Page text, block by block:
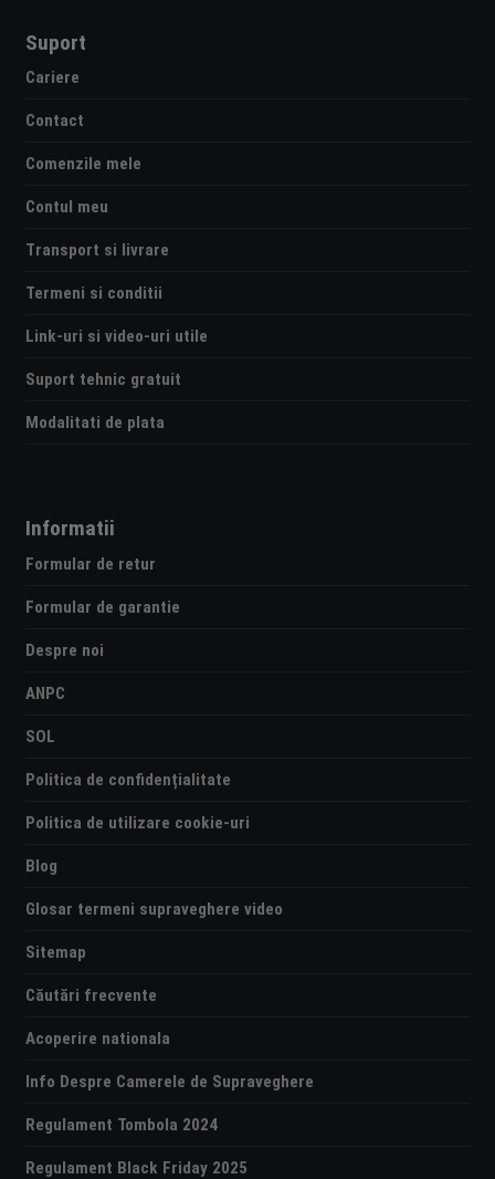
Suport
Cariere
Contact
Comenzile mele
Contul meu
Transport si livrare
Termeni si conditii
Link-uri si video-uri utile
Suport tehnic gratuit
Modalitati de plata
Informatii
Formular de retur
Formular de garantie
Despre noi
ANPC
SOL
Politica de confidențialitate
Politica de utilizare cookie-uri
Blog
Glosar termeni supraveghere video
Sitemap
Căutări frecvente
Acoperire nationala
Info Despre Camerele de Supraveghere
Regulament Tombola 2024
Regulament Black Friday 2025